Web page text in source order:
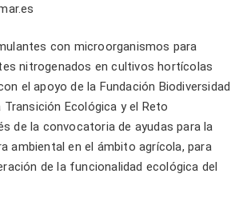
con microorganismos para
nitrogenados en cultivos hortícolas
el apoyo de la Fundación Biodiversidad
Ecológica y el Reto
de la convocatoria de ayudas para la
ambiental en el ámbito agrícola, para
de la funcionalidad ecológica del